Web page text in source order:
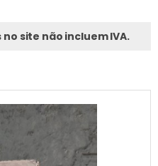
site não incluem IVA.